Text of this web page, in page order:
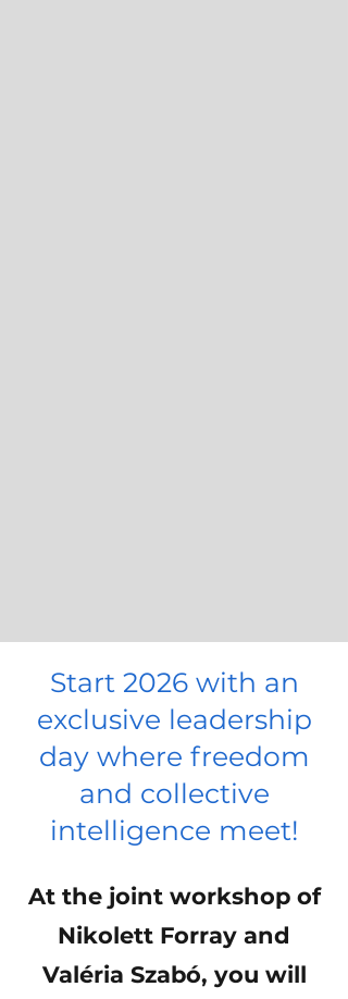
Start 2026 with an
exclusive leadership
day where freedom
and collective
intelligence meet!
At the joint workshop of
Nikolett Forray and
Valéria Szabó, you will